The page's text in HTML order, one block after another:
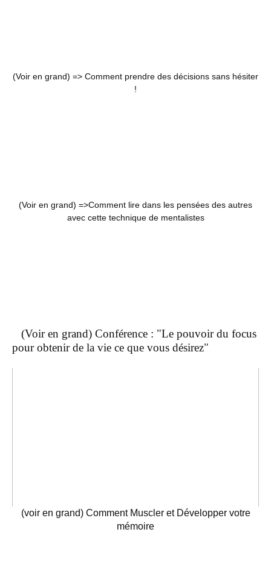
(Voir en grand) => Comment prendre des décisions sans hésiter
!
(Voir en grand) =>Comment lire dans les pensées des autres
avec cette technique de mentalistes
(Voir en grand) Conférence : "Le pouvoir du focus
pour obtenir de la vie ce que vous désirez"
(voir en grand) Comment Muscler et Développer votre
mémoire